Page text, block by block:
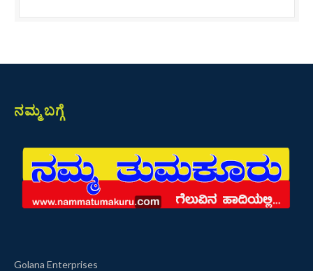
ನಮ್ಮ ಬಗ್ಗೆ
Golana Enterprises